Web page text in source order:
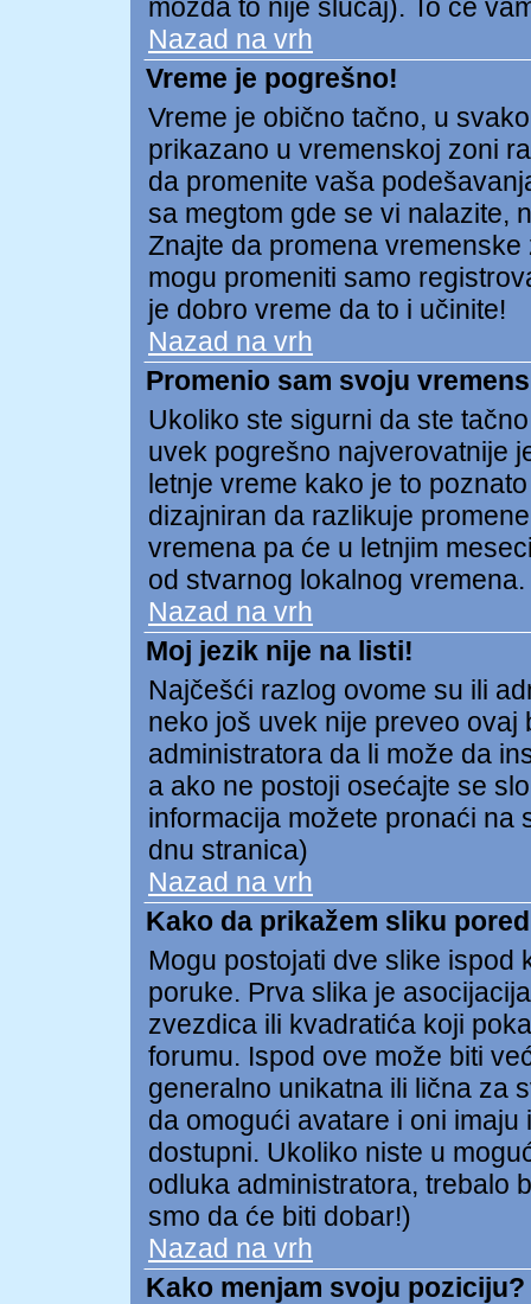
možda to nije slučaj). To će
Nazad na vrh
Vreme je pogrešno!
Vreme je obično tačno, u
prikazano u vremenskoj zoni
da promenite vaša
sa megtom gde se vi nalazite,
Znajte da promena
mogu promeniti samo
je dobro vreme da to i učinite!
Nazad na vrh
Promenio sam svoju
Ukoliko ste sigurni da ste
uvek pogrešno najverovatnije
letnje vreme kako je to
dizajniran da razlikuje
vremena pa će u letnjim
od stvarnog lokalnog vremena.
Nazad na vrh
Moj jezik nije na listi!
Najčešći razlog ovome su ili
neko još uvek nije preveo ovaj
administratora da li može da
a ako ne postoji osećajte se
informacija možete pronaći na
dnu stranica)
Nazad na vrh
Kako da prikažem sliku
Mogu postojati dve slike ispod
poruke. Prva slika je
zvezdica ili kvadratića koji
forumu. Ispod ove može biti
generalno unikatna ili lična za
da omogući avatare i oni
dostupni. Ukoliko niste u
odluka administratora, trebalo
smo da će biti dobar!)
Nazad na vrh
Kako menjam svoju poziciju?